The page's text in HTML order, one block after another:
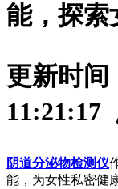
能，探索
更新时间
11:21:17
阴道分泌物检测仪
能，为女性私密健